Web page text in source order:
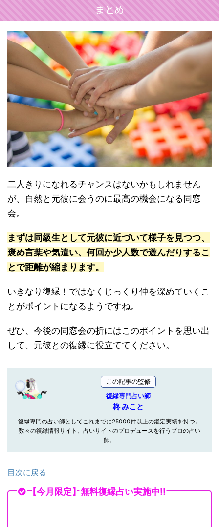
まとめ
二人きりになれるチャンスはないかもしれません
が、自然と元彼に会うのに最高の機会になる同窓
会。
まずは同級生として元彼に近づいて様子を見つつ、
褒め言葉や気遣い、何回か少人数で遊んだりするこ
とで距離が縮まります。
いきなり復縁！ではなくじっくり仲を深めていくこ
とがポイントになるようですね。
ぜひ、今後の同窓会の折にはこのポイントを思い出
して、元彼との復縁に役立ててください。
この記事の監修
復縁専門占い師
柊 みこと
復縁専門の占い師としてこれまでに25000件以上の鑑定実績を持つ。
数々の復縁情報サイト、占いサイトのプロデュースを行うプロの占い
師。
目次に戻る
【今月限定】無料復縁占い実施中!!